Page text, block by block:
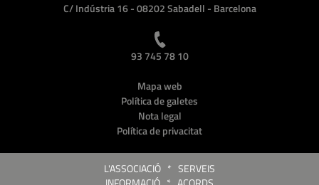
C/ Indústria 16 - 08202 Sabadell - Barcelona
93 745 78 10
Mapa web
Política de galetes
Nota legal
Política de privacitat
L'ASSOCIACIÓ * SERVEIS